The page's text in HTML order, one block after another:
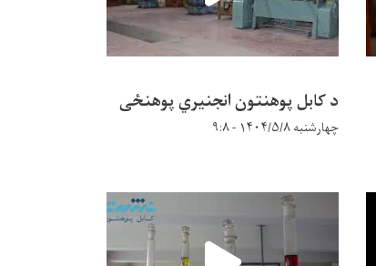
د کابل پوهنتون انجنیري پوهنځی
چهارشنبه ۱۴۰۴/۵/۸ - ۹:۸